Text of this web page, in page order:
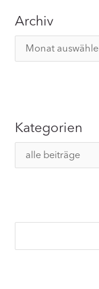
Archiv
r
Kategorien
a